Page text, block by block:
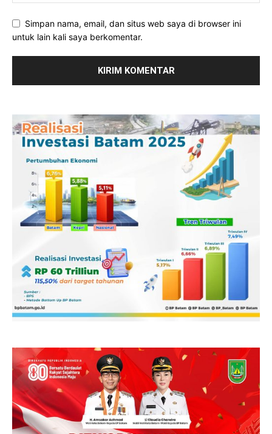
Simpan nama, email, dan situs web saya di browser ini
untuk lain kali saya berkomentar.